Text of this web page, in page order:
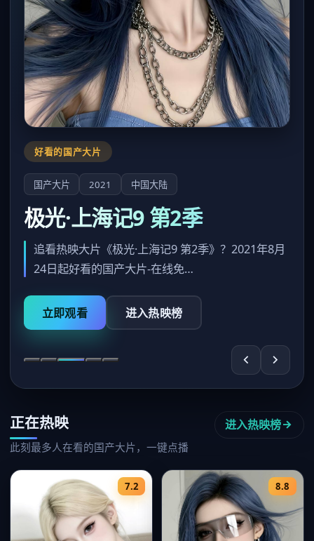
好看的国产大片
国产大片 2021 中国大陆
极光·上海记9 第2季
追看热映大片《极光·上海记9 第2季》？2021年8月
24日起好看的国产大片-在线免…
立即观看 进入热映榜
正在热映
此刻最多人在看的国产大片，一键点播
进入热映榜
7.2 8.8